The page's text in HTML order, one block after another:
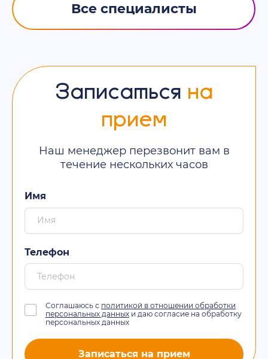
Все специалисты
Записаться на
прием
Наш менеджер перезвонит вам в
течение нескольких часов
Имя
Телефон
Соглашаюсь с политикой в отношении обработки
персональных данных и даю согласие на обработку
персональных данных
Записаться на прием